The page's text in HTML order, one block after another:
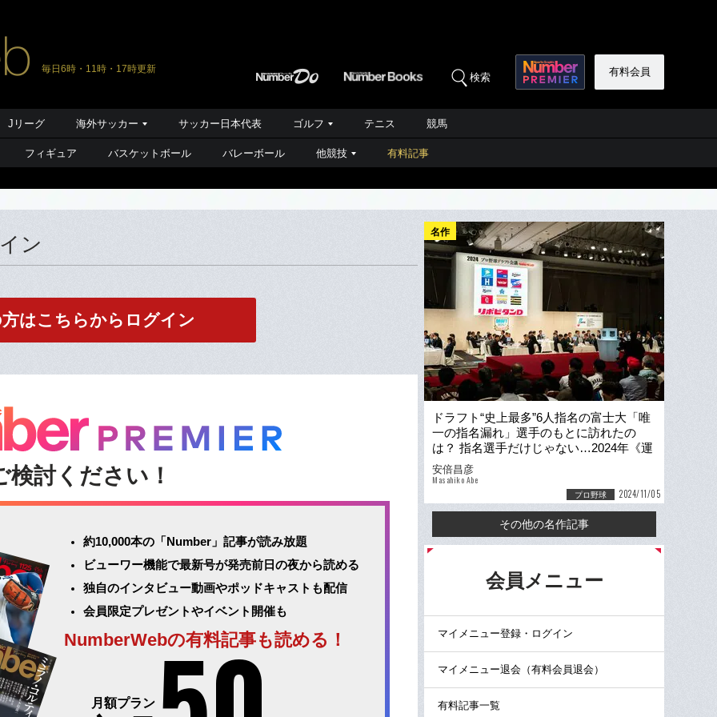
毎日6時・11時・17時更新
検索 有料会員
Jリーグ 海外サッカー サッカー日本代表 ゴルフ テニス 競馬
フィギュア バスケットボール バレーボール 他競技 有料記事
ン
はこちらからログイン
検討ください！
約10,000本の「Number」記事が読み放題
ビューワー機能で最新号が発売前日の夜から読める
独自のインタビュー動画やポッドキャストも配信
会員限定プレゼントやイベント開催も
NumberWebの有料記事も読める！
月額プラン
名作
ドラフト“史上最多”6人指名の富士大「唯
一の指名漏れ」選手のもとに訪れたの
は？ 指名選手だけじゃない…2024年《運
命のドラフト会議》その後の物語
安倍昌彦
Masahiko Abe
プロ野球 2024/11/05
その他の名作記事
会員メニュー
マイメニュー登録・ログイン
マイメニュー退会（有料会員退会）
有料記事一覧